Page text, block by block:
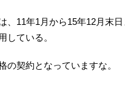
、11年1月から15年12月末
している。
の契約となっていますな。